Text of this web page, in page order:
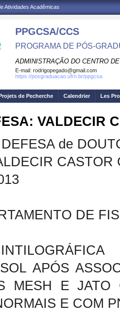
Atividades Acadêmicas
PPGCSA/CCS
PROGRAMA DE PÓS-
ADMINISTRAÇÃO DO CENTRO
E-mail: rodrigopegado@gmail.com
https://posgraduacao.ufrn.br/ppgcsa
de Pecherche Calendrier Les
VALDECIR
de
CASTOR
DE
APÓS
MESH E
E COM